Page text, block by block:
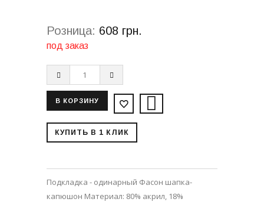
Розница: 608 грн.
под заказ
КУПИТЬ В 1 КЛИК
Подкладка - одинарный Фасон шапка-
капюшон Материал: 80% акрил, 18%